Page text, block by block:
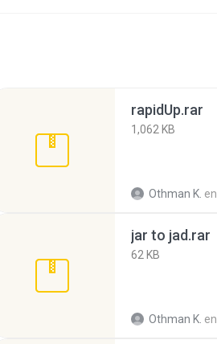
rapidUp.rar
1,062 KB
Othman K. en
jar to jad.rar
62 KB
Othman K. en